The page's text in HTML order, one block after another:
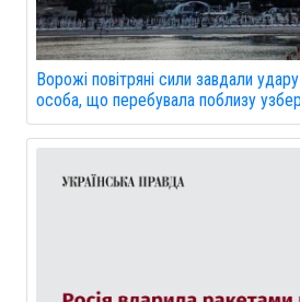
Ворожі повітряні сили завдали
особа, що перебувала поблизу